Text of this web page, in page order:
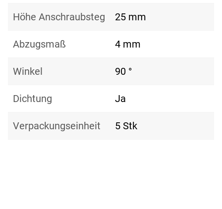
Höhe Anschraubsteg 25 mm
Abzugsmaß 4 mm
Winkel 90 °
Dichtung Ja
Verpackungseinheit 5 Stk